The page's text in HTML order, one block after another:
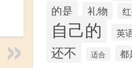
的是 礼物
自己的 英
还不 适合 都